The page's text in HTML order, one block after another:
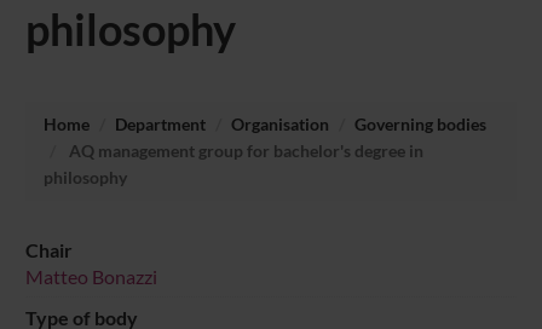
philosophy
Home Department Organisation
Governing bodies
AQ management group for bachelor's degree in
philosophy
Chair
Matteo Bonazzi
Type of body